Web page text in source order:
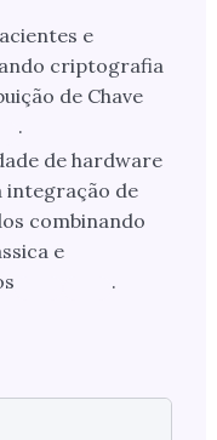
e
criptografia
de Chave
.
de hardware
integração de
combinando
e
.